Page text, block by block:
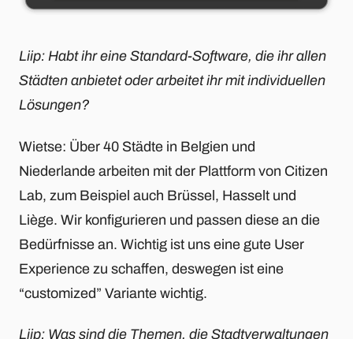
Liip: Habt ihr eine Standard-Software, die ihr allen
Städten anbietet oder arbeitet ihr mit individuellen
Lösungen?
Wietse: Über 40 Städte in Belgien und
Niederlande arbeiten mit der Plattform von Citizen
Lab, zum Beispiel auch Brüssel, Hasselt und
Liège. Wir konfigurieren und passen diese an die
Bedürfnisse an. Wichtig ist uns eine gute User
Experience zu schaffen, deswegen ist eine
“customized” Variante wichtig.
Liip: Was sind die Themen, die Stadtverwaltungen